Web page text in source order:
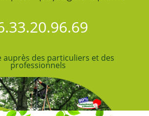
auprès des particuliers et des
professionnels